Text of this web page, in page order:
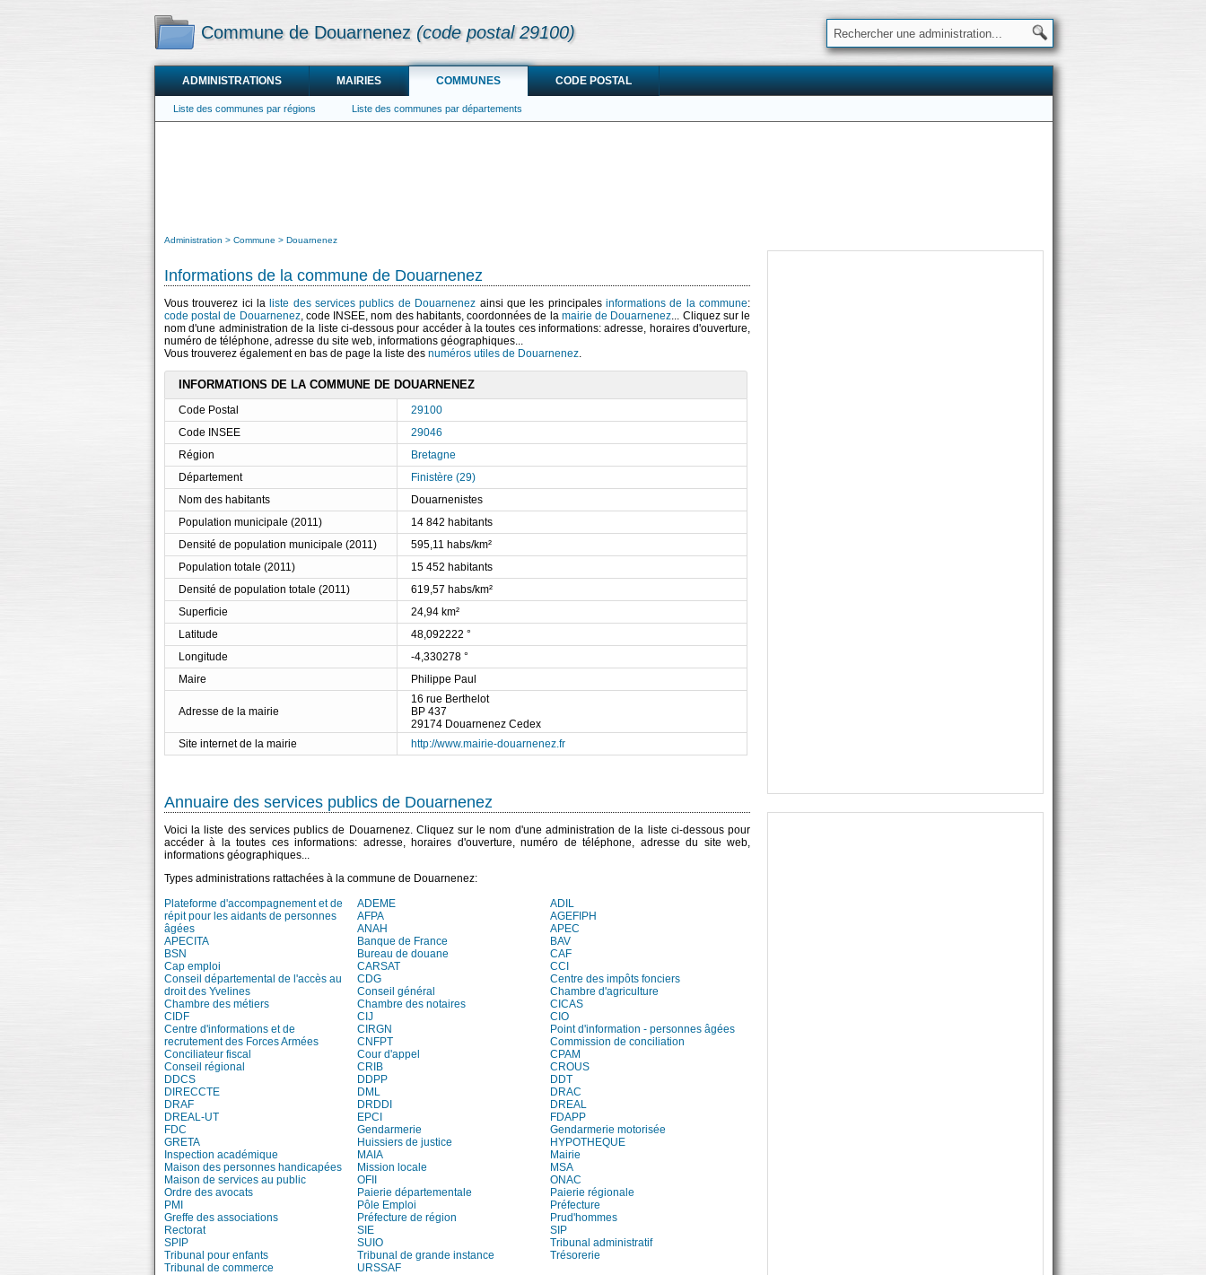
Commune de Douarnenez (code postal 29100)
ADMINISTRATIONS MAIRIES COMMUNES CODE POSTAL
Liste des communes par régions Liste des communes par départements
Administration Commune Douarnenez
Informations de la commune de Douarnenez
Vous trouverez ici la liste des services publics de Douarnenez ainsi que les principales informations de la commune:
code postal de Douarnenez, code INSEE, nom des habitants, coordonnées de la mairie de Douarnenez... Cliquez sur le
nom d'une administration de la liste ci-dessous pour accéder à la toutes ces informations: adresse, horaires d'ouverture,
numéro de téléphone, adresse du site web, informations géographiques...
Vous trouverez également en bas de page la liste des numéros utiles de Douarnenez.
INFORMATIONS DE LA COMMUNE DE DOUARNENEZ
Code Postal
29100
Code INSEE
29046
Région
Bretagne
Département
Finistère (29)
Nom des habitants
Douarnenistes
Population municipale (2011)
14 842 habitants
Densité de population municipale (2011)
595,11 habs/km²
Population totale (2011)
15 452 habitants
Densité de population totale (2011)
619,57 habs/km²
Superficie
24,94 km²
Latitude
48,092222 °
Longitude
-4,330278 °
Maire
Philippe Paul
Adresse de la mairie
16 rue Berthelot
BP 437
29174 Douarnenez Cedex
Site internet de la mairie
http://www.mairie-douarnenez.fr
Annuaire des services publics de Douarnenez
Voici la liste des services publics de Douarnenez. Cliquez sur le nom d'une administration de la liste ci-dessous pour
accéder à la toutes ces informations: adresse, horaires d'ouverture, numéro de téléphone, adresse du site web,
informations géographiques...
Types administrations rattachées à la commune de Douarnenez:
Plateforme d'accompagnement et de
répit pour les aidants de personnes
âgées
ADEME
ADIL
AFPA
AGEFIPH
ANAH
APEC
APECITA
Banque de France
BAV
BSN
Bureau de douane
CAF
Cap emploi
CARSAT
CCI
Conseil départemental de l'accès au
droit des Yvelines
CDG
Centre des impôts fonciers
Conseil général
Chambre d'agriculture
Chambre des métiers
Chambre des notaires
CICAS
CIDF
CIJ
CIO
Centre d'informations et de
recrutement des Forces Armées
CIRGN
Point d'information - personnes âgées
CNFPT
Commission de conciliation
Conciliateur fiscal
Cour d'appel
CPAM
Conseil régional
CRIB
CROUS
DDCS
DDPP
DDT
DIRECCTE
DML
DRAC
DRAF
DRDDI
DREAL
DREAL-UT
EPCI
FDAPP
FDC
Gendarmerie
Gendarmerie motorisée
GRETA
Huissiers de justice
HYPOTHEQUE
Inspection académique
MAIA
Mairie
Maison des personnes handicapées
Mission locale
MSA
Maison de services au public
OFII
ONAC
Ordre des avocats
Paierie départementale
Paierie régionale
PMI
Pôle Emploi
Préfecture
Greffe des associations
Préfecture de région
Prud'hommes
Rectorat
SIE
SIP
SPIP
SUIO
Tribunal administratif
Tribunal pour enfants
Tribunal de grande instance
Trésorerie
Tribunal de commerce
URSSAF